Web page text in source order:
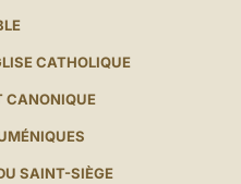
CATHOLIQUE
CANONIQUE
SAINT-SIÈGE